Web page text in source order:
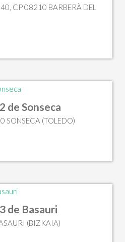
CP 08210 BARBERÀ DEL
de Sonseca
SONSECA (TOLEDO)
de Basauri
(BIZKAIA)